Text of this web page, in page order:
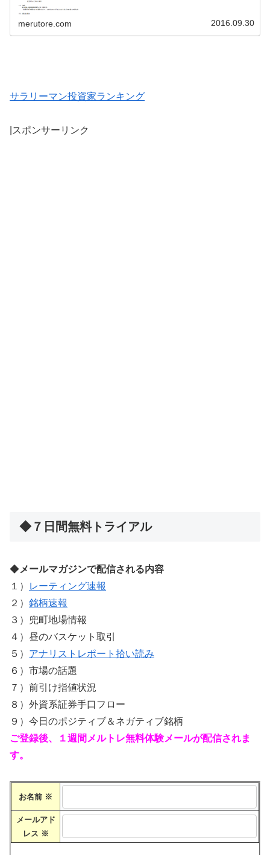
merutore.com 2016.09.30
サラリーマン投資家ランキング
|スポンサーリンク
◆７日間無料トライアル
◆メールマガジンで配信される内容
１）
レーティング速報
２） 銘柄速報
３）兜町地場情報
４）昼のバスケット取引
５） アナリストレポート拾い読み
６）市場の話題
７）前引け指値状況
８）外資系証券手口フロー
９）今日のポジティブ＆ネガティブ銘柄
ご登録後、１週間メルトレ無料体験メールが配信されま
す。
お名前 ※
メールアド
レス ※